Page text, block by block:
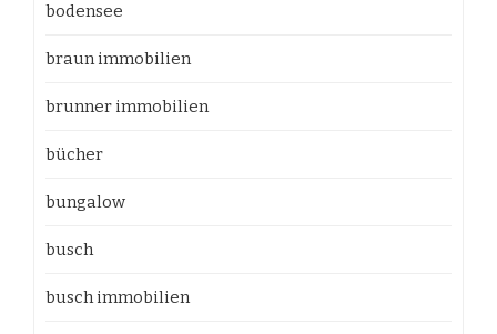
bodensee
braun immobilien
brunner immobilien
bücher
bungalow
busch
busch immobilien